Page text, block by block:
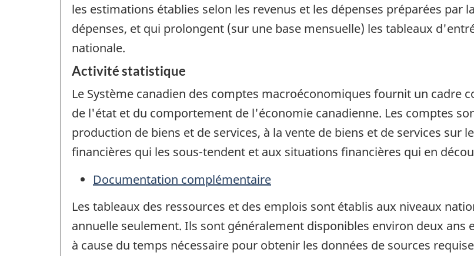
les estimations établies selon les revenus et les dépenses préparées par
dépenses, et qui prolongent (sur une base mensuelle) les tableaux
nationale.
Activité statistique
Le Système canadien des comptes macroéconomiques fournit un cadre
de l'état et du comportement de l'économie canadienne. Les comptes
production de biens et de services, à la vente de biens et de services sur
financières qui les sous-tendent et aux situations financières qui en
Documentation complémentaire
Les tableaux des ressources et des emplois sont établis aux niveaux
annuelle seulement. Ils sont généralement disponibles environ deux ans
à cause du temps nécessaire pour obtenir les données de sources